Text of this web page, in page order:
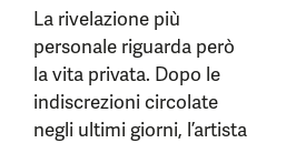
La rivelazione più
personale riguarda però
la vita privata. Dopo le
indiscrezioni circolate
negli ultimi giorni, l’artista